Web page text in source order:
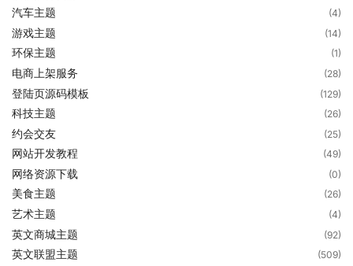
汽车主题 (4)
游戏主题 (14)
环保主题 (1)
电商上架服务 (28)
登陆页源码模板 (129)
科技主题 (26)
约会交友 (25)
网站开发教程 (49)
网络资源下载 (0)
美食主题 (26)
艺术主题 (4)
英文商城主题 (92)
英文联盟主题 (509)